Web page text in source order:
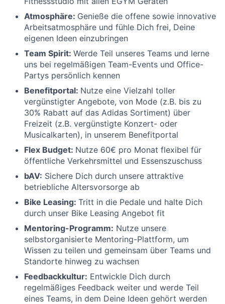
Atmosphäre: Genieße die offene sowie innovative
Arbeitsatmosphäre und fühle Dich frei, Deine
eigenen Ideen einzubringen
Team Spirit: Werde Teil unseres Teams und lerne
uns bei regelmäßigen Team-Events und Office-
Partys persönlich kennen
Benefitportal: Nutze eine Vielzahl toller
vergünstigter Angebote, von Mode (z.B. bis zu
30% Rabatt auf das Adidas Sortiment) über
Freizeit (z.B. vergünstigte Konzert- oder
Musicalkarten), in unserem Benefitportal
Flex Budget: Nutze 60€ pro Monat flexibel für
öffentliche Verkehrsmittel und Essenszuschuss
bAV: Sichere Dich durch unsere attraktive
betriebliche Altersvorsorge ab
Bike Leasing: Tritt in die Pedale und halte Dich
durch unser Bike Leasing Angebot fit
Mentoring-Programm: Nutze unsere
selbstorganisierte Mentoring-Plattform, um
Wissen zu teilen und gemeinsam über Teams und
Standorte hinweg zu wachsen
Feedbackkultur: Entwickle Dich durch
regelmäßiges Feedback weiter und werde Teil
eines Teams, in dem Deine Ideen gehört werden